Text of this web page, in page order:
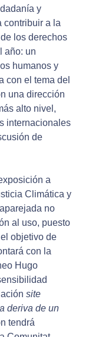
y
contribuir a la
los derechos
año: un
humanos y
con el tema del
una dirección
alto nivel,
internacionales
de
a
Climática y
no
al uso, puesto
objetivo de
con la
Hugo
site
deriva de un
tendrá